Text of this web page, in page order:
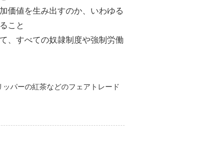
価値を生み出すのか、いわゆる
こと
、すべての奴隷制度や強制労働
パーの紅茶などのフェアトレード